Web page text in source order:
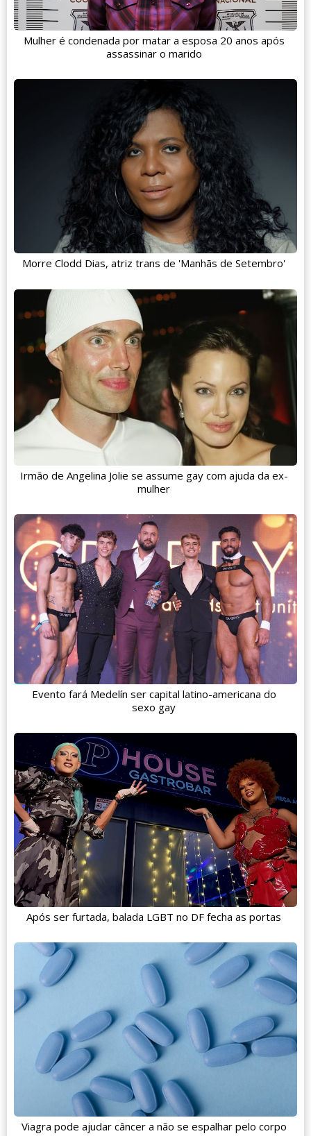
Mulher é condenada por matar a esposa 20 anos após
assassinar o marido
Morre Clodd Dias, atriz trans de 'Manhãs de Setembro'
Irmão de Angelina Jolie se assume gay com ajuda da ex-
mulher
Evento fará Medelín ser capital latino-americana do
sexo gay
Após ser furtada, balada LGBT no DF fecha as portas
Viagra pode ajudar câncer a não se espalhar pelo corpo